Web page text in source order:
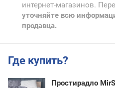
интернет-магазинов.
уточняйте всю
продавца.
Где купить?
Простирадло